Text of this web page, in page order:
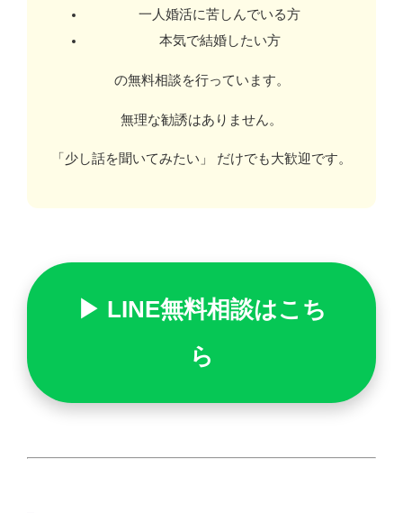
一人婚活に苦しんでいる方
本気で結婚したい方
の無料相談を行っています。
無理な勧誘はありません。
「少し話を聞いてみたい」 だけでも大歓迎です。
▶ LINE無料相談はこち
ら